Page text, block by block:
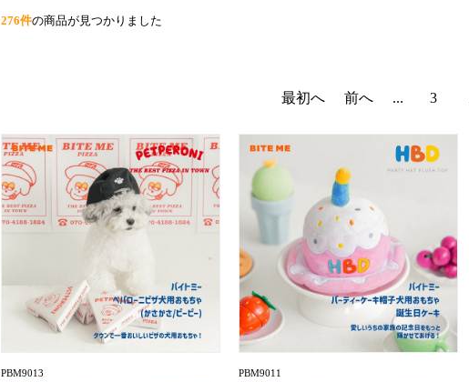
276件の商品が見つかりました
最初へ 前へ ... 3
PBM9013 PBM9011